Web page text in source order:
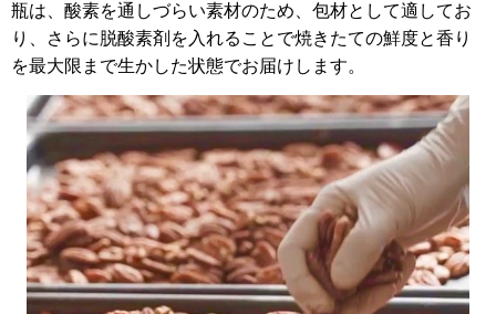
瓶は、酸素を通しづらい素材のため、包材として適してお
り、さらに脱酸素剤を入れることで焼きたての鮮度と香り
を最大限まで生かした状態でお届けします。